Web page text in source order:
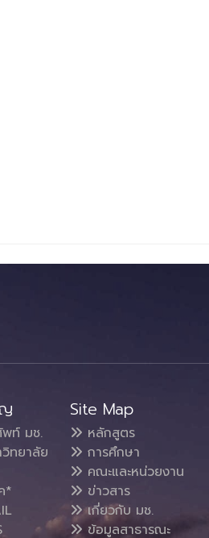
พท์ มช.
ทยาลัย
*
Site Map
หลักสูตร
การศึกษา
คณะและหน่วยงาน
ข่าวสาร
เกี่ยวกับ มช.
ข้อมูลสาธารณะ